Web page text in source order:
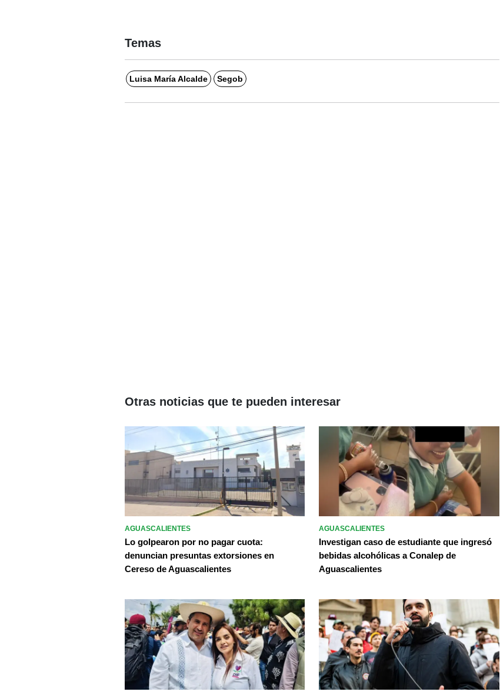
Temas
Luisa María Alcalde Segob
Otras noticias que te pueden interesar
AGUASCALIENTES
Lo golpearon por no pagar cuota:
denuncian presuntas extorsiones en
Cereso de Aguascalientes
AGUASCALIENTES
Investigan caso de estudiante que ingresó
bebidas alcohólicas a Conalep de
Aguascalientes